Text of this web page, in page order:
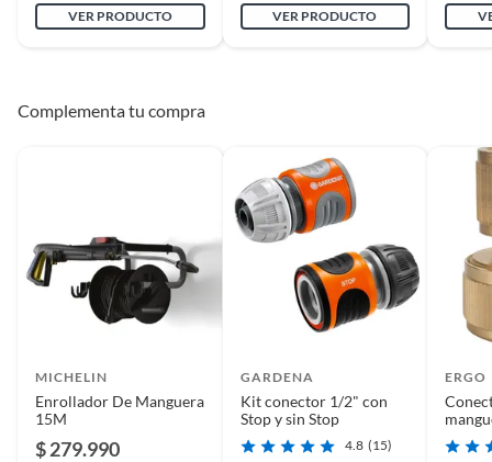
VER PRODUCTO VER PRODUCTO
Complementa tu compra
MICHELIN
Enrollador De Manguera
15M
$ 279.990
GARDENA
Kit conector 1/2" con
Stop y sin Stop
4.8 (15)
ERGO